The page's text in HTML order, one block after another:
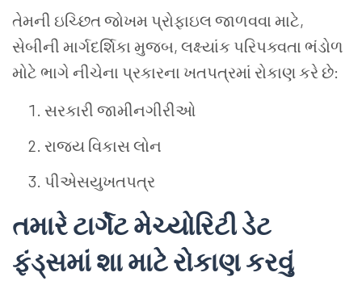
તેમની ઇચ્છિત જોખમ પ્રોફાઇલ જાળવવા માટે,
સેબીની માર્ગદર્શિકા મુજબ, લક્ષ્યાંક પરિપક્વતા ભંડોળ
મોટે ભાગે નીચેના પ્રકારના ખતપત્રમાં રોકાણ કરે છે:
સરકારી જામીનગીરીઓ
રાજ્ય વિકાસ લોન
પીએસયુખતપત્ર
તમારે ટાર્ગેટ મેચ્યોરિટી ડેટ
ફંડ્સમાં શા માટે રોકાણ કરવું